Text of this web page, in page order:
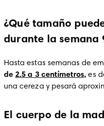
¿Qué tamaño
durante la semana
Hasta estas semanas de
de 2.5 a 3 centímetros, es
una cereza y pesará
El cuerpo de la